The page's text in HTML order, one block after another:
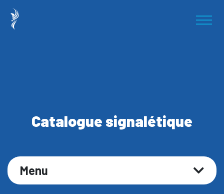
Catalogue signalétique
Menu